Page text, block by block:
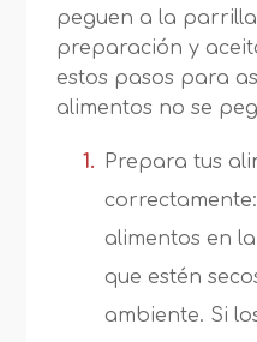
peguen a la
preparación y
estos pasos para
alimentos no se
Prepara tus
alimentos en
que estén
ambiente. Si